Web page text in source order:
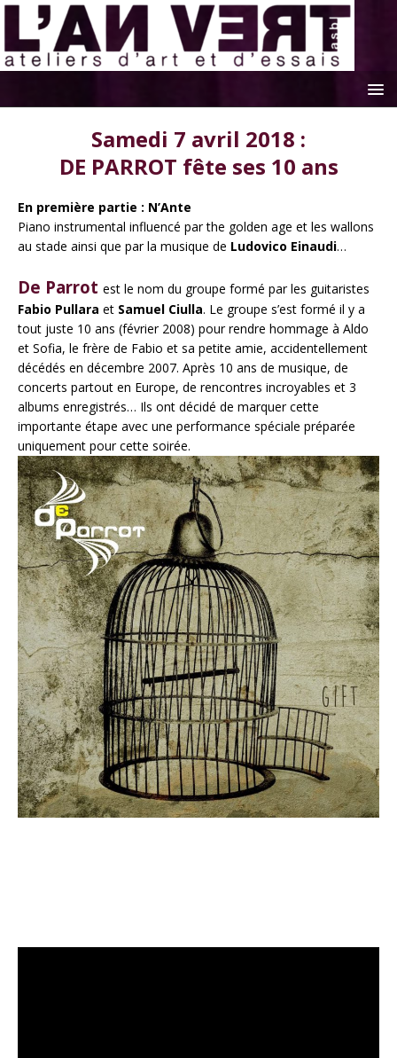
Samedi 7 avril 2018 :
DE PARROT fête ses 10 ans
En première partie : N’Ante
Piano instrumental influencé par the golden age et les wallons
au stade ainsi que par la musique de Ludovico Einaudi…
De Parrot est le nom du groupe formé par les guitaristes
Fabio Pullara et Samuel Ciulla. Le groupe s’est formé il y a
tout juste 10 ans (février 2008) pour rendre hommage à Aldo
et Sofia, le frère de Fabio et sa petite amie, accidentellement
décédés en décembre 2007. Après 10 ans de musique, de
concerts partout en Europe, de rencontres incroyables et 3
albums enregistrés… Ils ont décidé de marquer cette
importante étape avec une performance spéciale préparée
uniquement pour cette soirée.